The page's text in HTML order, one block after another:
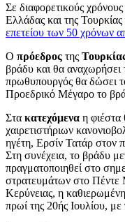
Σε διαφορετικούς
Ελλάδας και της
επετείου των 50 χρόνων
Ο πρόεδρος της
βράδυ και θα
πρωθυπουργός θα δώσει
Προεδρικό Μέγαρο το
Στα κατεχόμενα η φιέστα
χαιρετιστήριων
ηγέτη, Ερσίν Τατάρ στον
Στη συνέχεια, το βράδυ
πραγματοποιηθεί στο
στρατευμάτων στο Πέντε
Κερύνειας, η
πρωί της 20ής Ιουλίου,